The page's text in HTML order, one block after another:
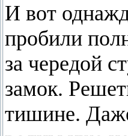
И вот
пробили
за чередой
замок.
тишине.